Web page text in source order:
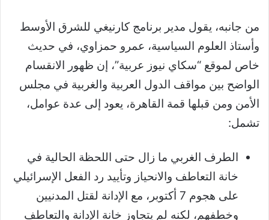
من جانبه، يقول مدير برنامج كارنيغي للشرق الأوسط
وأستاذ العلوم السياسية، عمرو حمزاوي، في حديث
خاص لموقع “سكاي نيوز عربية”، إن ظهور الانقسام
الواضح بين مواقف الدول العربية والغربية في مجلس
الأمن ومن قبلها قمة القاهرة، يعود إلى عدة عوامل،
تشمل:
الطرف الغربي ما زال حتى اللحظة الحالية في
خانة التعاطف والانحياز وتأييد رد الفعل الإسرائيلي
على هجوم 7 أكتوبر، مع الإدانة لقتل المدنيين
وخطفهم، لكنه لم يتجاوز خانة الإدانة والتعاطف